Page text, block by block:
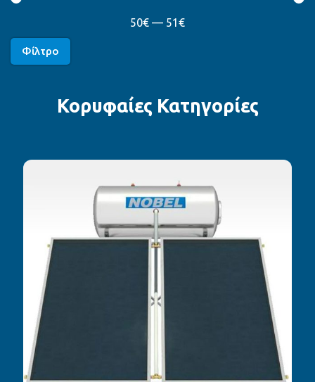
50€ — 51€
Φίλτρο
Κορυφαίες Κατηγορίες